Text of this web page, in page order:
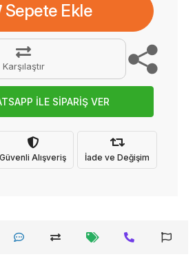
Sepete Ekle
Karşılaştır
İLE SİPARİŞ VER
Güvenli Alışveriş İade ve Değişim